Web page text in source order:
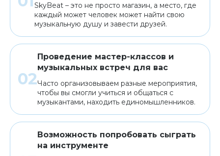
SkyBeat – это не просто магазин, а место, где
каждый может человек может найти свою
музыкальную душу и завести друзей.
Проведение мастер-классов и
музыкальных встреч для вас
Часто организовываем разные мероприятия,
чтобы вы смогли учиться и общаться с
музыкантами, находить единомышленников.
Возможность попробовать сыграть
на инструменте